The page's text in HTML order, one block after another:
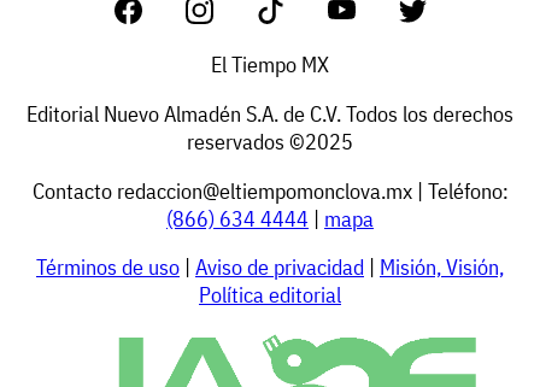
El Tiempo MX
Editorial Nuevo Almadén S.A. de C.V. Todos los derechos
reservados ©2025
Contacto redaccion@eltiempomonclova.mx| Teléfono:
(866) 634 4444 | mapa
Términos de uso | Aviso de privacidad | Misión, Visión,
Política editorial